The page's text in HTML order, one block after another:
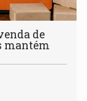
de
mantém